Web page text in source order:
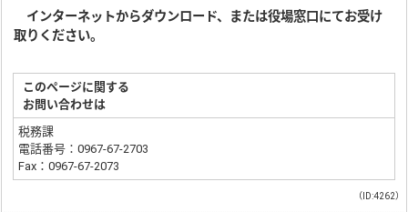
インターネットからダウンロード、または役場窓口にてお受け
取りください。
このページに関する
お問い合わせは
税務課
電話番号：0967-67-2703
Fax：0967-67-2073
（ID:4262）